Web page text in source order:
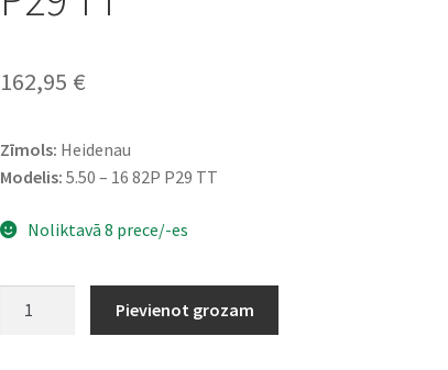
162,95 €
Zīmols: Heidenau
Modelis: 5.50 – 16 82P P29 TT
Noliktavā 8 prece/-es
Pievienot grozam